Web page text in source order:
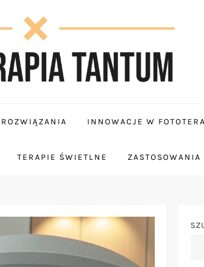
INNOWACJE W
TERAPIE ŚWIETLNE ZASTOSOWANIA